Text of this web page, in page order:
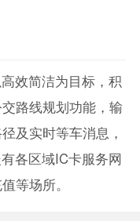
效简洁为目标，积
路线规划功能，输
及实时等车消息，
各区域IC卡服务网
等场所。